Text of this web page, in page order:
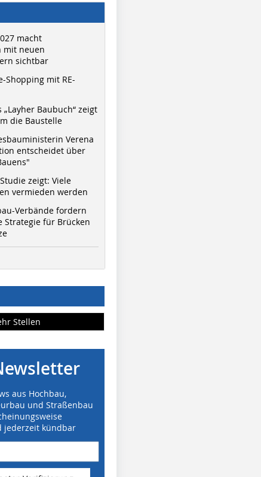
macht
mit neuen
sichtbar
Shopping mit RE-
„Layher Baubuch“ zeigt
die Baustelle
Verena
entscheidet über
zeigt: Viele
vermieden werden
Verbände fordern
Strategie für Brücken
Stellen
aus Hochbau,
und Straßenbau
jederzeit kündbar